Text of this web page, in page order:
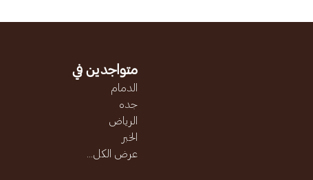
متواجدين في
الدمام
جده
الرياض
الخبر
عرض الكل...